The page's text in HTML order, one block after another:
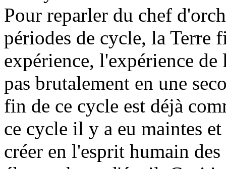
Pour reparler du chef
périodes de cycle, la Terre
expérience, l'expérience
pas brutalement en une
fin de ce cycle est déjà
ce cycle il y a eu maintes
créer en l'esprit humain